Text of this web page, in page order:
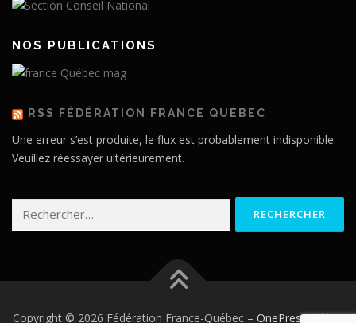
NOS PUBLICATIONS
RSS FÉDÉRATION FRANCE QUÉBEC
Une erreur s’est produite, le flux est probablement indisponible.
Veuillez réessayer ultérieurement.
Rechercher :
Copyright © 2026 Fédération France-Québec – OnePressthème